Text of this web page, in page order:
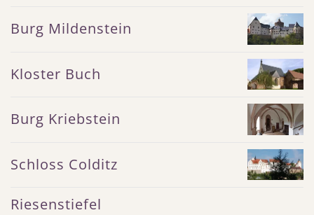
Burg Mildenstein
Kloster Buch
Burg Kriebstein
Schloss Colditz
Riesenstiefel